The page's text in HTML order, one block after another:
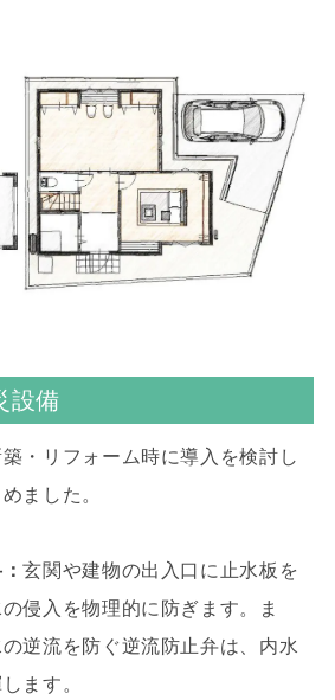
設備
・リフォーム時に導入を検討し
ました。
：玄関や建物の出入口に止水板を
侵入を物理的に防ぎます。ま
逆流を防ぐ逆流防止弁は、内水
ます。